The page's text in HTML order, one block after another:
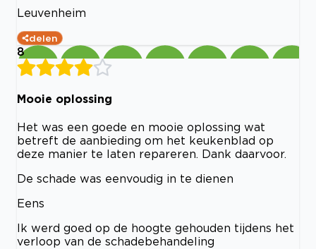
Leuvenheim
delen
8
Mooie oplossing
Het was een goede en mooie oplossing wat
betreft de aanbieding om het keukenblad op
deze manier te laten repareren. Dank daarvoor.
De schade was eenvoudig in te dienen
Eens
Ik werd goed op de hoogte gehouden tijdens het
verloop van de schadebehandeling